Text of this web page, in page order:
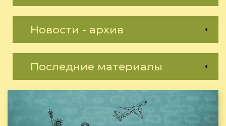
Новости - архив
Последние материалы